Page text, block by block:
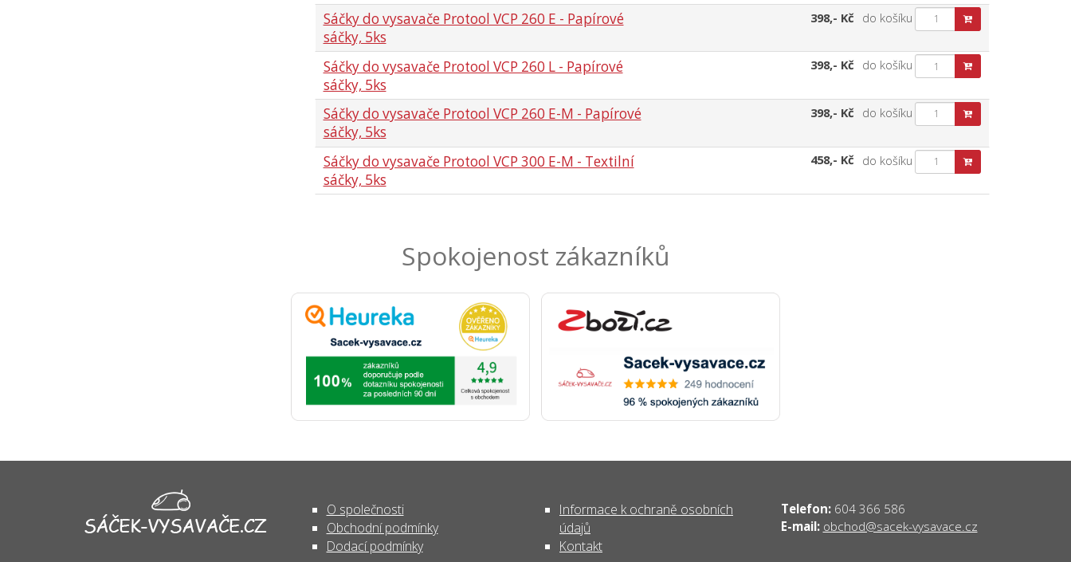
Sáčky do vysavače Protool VCP 260 E - Papírové
sáčky, 5ks
398,- Kč do košíku
Sáčky do vysavače Protool VCP 260 L - Papírové
sáčky, 5ks
398,- Kč do košíku
Sáčky do vysavače Protool VCP 260 E-M - Papírové
sáčky, 5ks
398,- Kč do košíku
Sáčky do vysavače Protool VCP 300 E-M - Textilní
sáčky, 5ks
458,- Kč do košíku
Spokojenost zákazníků
O společnosti
Obchodní podmínky
Dodací podmínky
Informace k ochraně osobních
údajů
Kontakt
Telefon:604 366 586
E-mail: obchod@sacek-vysavace.cz